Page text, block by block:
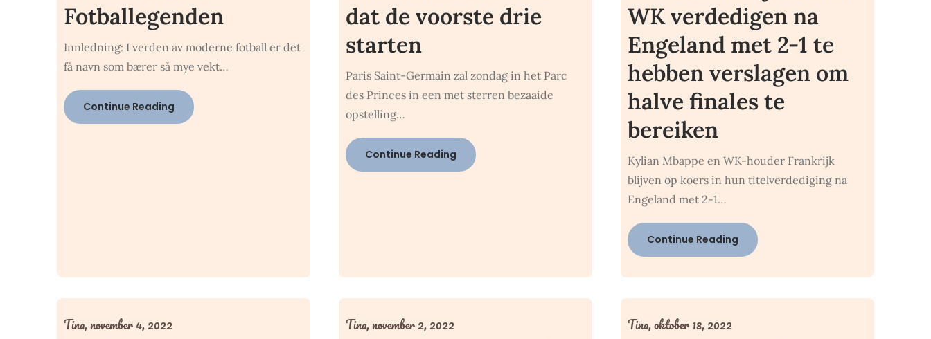
Fotballegenden
Innledning: I verden av moderne fotball er det
få navn som bærer så mye vekt…
Continue Reading
dat de voorste drie
starten
Paris Saint-Germain zal zondag in het Parc
des Princes in een met sterren bezaaide
opstelling…
Continue Reading
WK verdedigen na
Engeland met 2-1 te
hebben verslagen om
halve finales te
bereiken
Kylian Mbappe en WK-houder Frankrijk
blijven op koers in hun titelverdediging na
Engeland met 2-1…
Continue Reading
Tina,november 4, 2022 Tina,november 2, 2022 Tina,oktober 18, 2022